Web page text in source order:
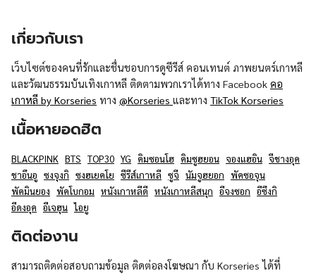
เกี่ยวกับเรา
เว็บไซต์ของคนที่รักและชื่นชอบการดูซีรีส์ คอนเทนต์ ภาพยนตร์เกาหลี
และวัฒนธรรมบันเทิงเกาหลี ติดตามพวกเราได้ทาง Facebook คอ
เกาหลี by Korseries ทาง @Korseries และทาง TikTok Korseries
เนื้อหายอดฮิต
BLACKPINK BTS TOP30 YG คิมซอนโฮ คิมซูฮยอน จองแฮอิน จีชางอุค
ชาอึนอู ซงจุงกิ ซงฮเยคโย ซีรีส์เกาหลี ซูจี นัมจูฮยอก พัคซอจุน
พัคมินยอง พัคโบกอม หนังเกาหลีดี หนังเกาหลีสนุก อีจงซอก อีซึงกิ
อีดงอุค อีเจฮุน ไอยู
ติดต่องาน
สามารถติดต่อสอบถามข้อมูล ติดต่อลงโฆษณา กับ Korseries ได้ที่